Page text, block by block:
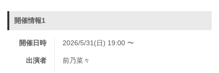
開催情報1
開催日時 2026/5/31(日) 19:00 〜
出演者 前乃菜々